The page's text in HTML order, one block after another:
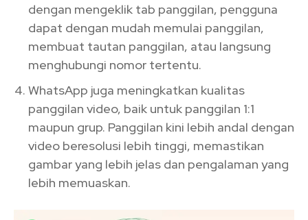
dengan mengeklik tab panggilan, pengguna
dapat dengan mudah memulai panggilan,
membuat tautan panggilan, atau langsung
menghubungi nomor tertentu.
WhatsApp juga meningkatkan kualitas
panggilan video, baik untuk panggilan 1:1
maupun grup. Panggilan kini lebih andal dengan
video beresolusi lebih tinggi, memastikan
gambar yang lebih jelas dan pengalaman yang
lebih memuaskan.